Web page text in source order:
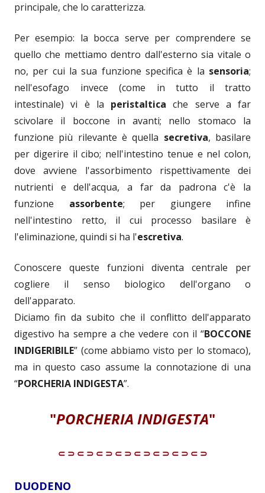
principale, che lo caratterizza.
Per esempio: la bocca serve per comprendere se
quello che mettiamo dentro dall'esterno sia vitale o
no, per cui la sua funzione specifica è la sensoria;
nell'esofago invece (come in tutto il tratto
intestinale) vi è la peristaltica che serve a far
scivolare il boccone in avanti; nello stomaco la
funzione più rilevante è quella secretiva, basilare
per digerire il cibo; nell'intestino tenue e nel colon,
dove avviene l'assorbimento rispettivamente dei
nutrienti e dell'acqua, a far da padrona c'è la
funzione assorbente; per giungere infine
nell'intestino retto, il cui processo basilare è
l'eliminazione, quindi si ha l'escretiva.
Conoscere queste funzioni diventa centrale per
cogliere il senso biologico dell'organo o
dell'apparato.
Diciamo fin da subito che il conflitto dell'apparato
digestivo ha sempre a che vedere con il “BOCCONE
INDIGERIBILE” (come abbiamo visto per lo stomaco),
ma in questo caso assume la connotazione di una
“PORCHERIA INDIGESTA”.
"PORCHERIA INDIGESTA"
⸦⸧⸦⸧⸦⸧⸦⸧⸦⸧⸦⸧⸦⸧⸦⸧
DUODENO